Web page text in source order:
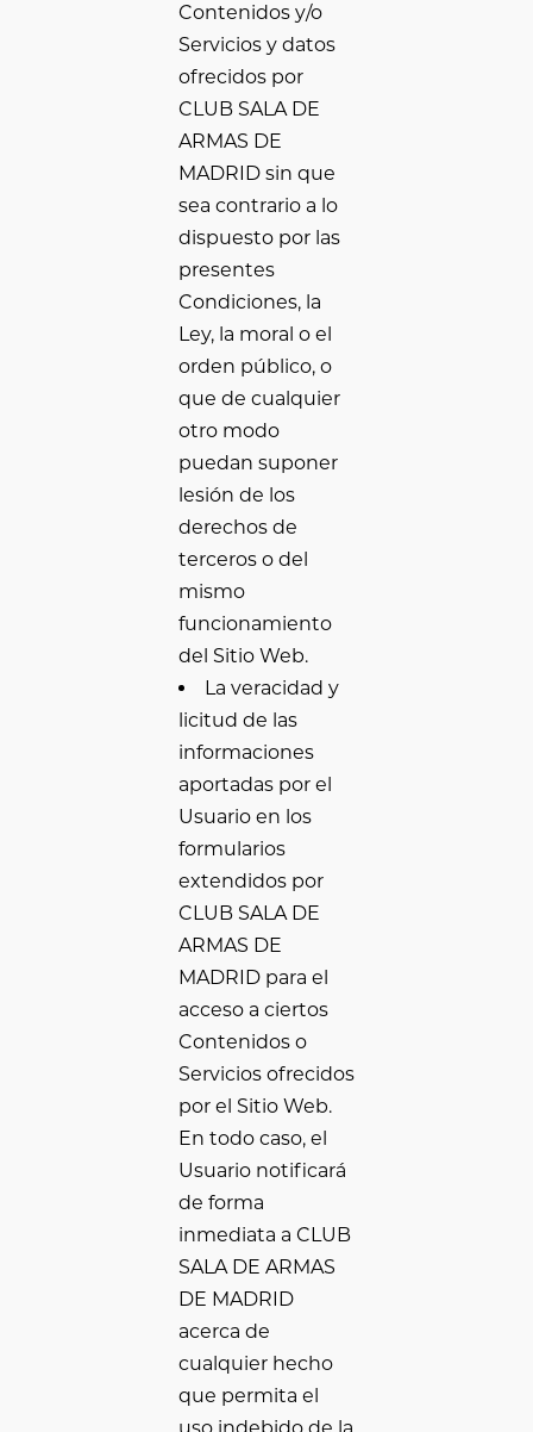
Contenidos y/o
Servicios y datos
ofrecidos por
CLUB SALA DE
ARMAS DE
MADRID sin que
sea contrario a lo
dispuesto por las
presentes
Condiciones, la
Ley, la moral o el
orden público, o
que de cualquier
otro modo
puedan suponer
lesión de los
derechos de
terceros o del
mismo
funcionamiento
del Sitio Web.
La veracidad y
licitud de las
informaciones
aportadas por el
Usuario en los
formularios
extendidos por
CLUB SALA DE
ARMAS DE
MADRID para el
acceso a ciertos
Contenidos o
Servicios ofrecidos
por el Sitio Web.
En todo caso, el
Usuario notificará
de forma
inmediata a CLUB
SALA DE ARMAS
DE MADRID
acerca de
cualquier hecho
que permita el